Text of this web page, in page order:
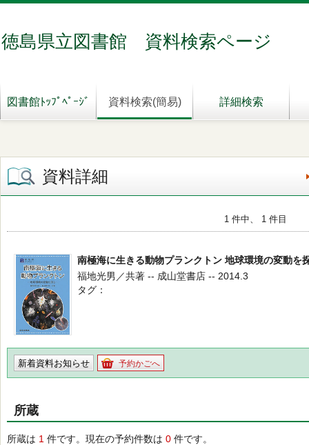
徳島県立図書館 資料検索ページ
図書館ﾄｯﾌﾟﾍﾟｰｼﾞ 資料検索(簡易) 詳細検索
資料詳細
1 件中、 1 件目
南極海に生きる動物プランクトン 地球環境の変動を
福地光男／共著 -- 成山堂書店 -- 2014.3
タグ
新着資料お知らせ 予約かごへ
所蔵
所蔵は 1 件です。現在の予約件数は 0 件です。